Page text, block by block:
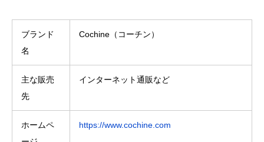
ブランド
名
Cochine（コーチン）
主な販売
先
インターネット通販など
ホームペ
https://www.cochine.com